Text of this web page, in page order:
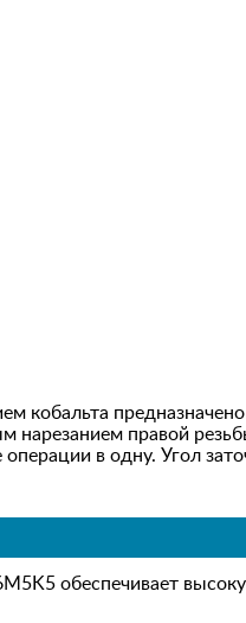
кобальта
нарезанием правой
в одну. Угол
обеспечивает